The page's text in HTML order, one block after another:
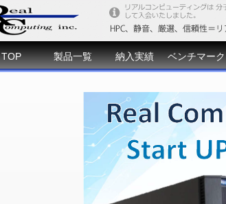
TOP 製品一覧 納入実績 ベンチマーク